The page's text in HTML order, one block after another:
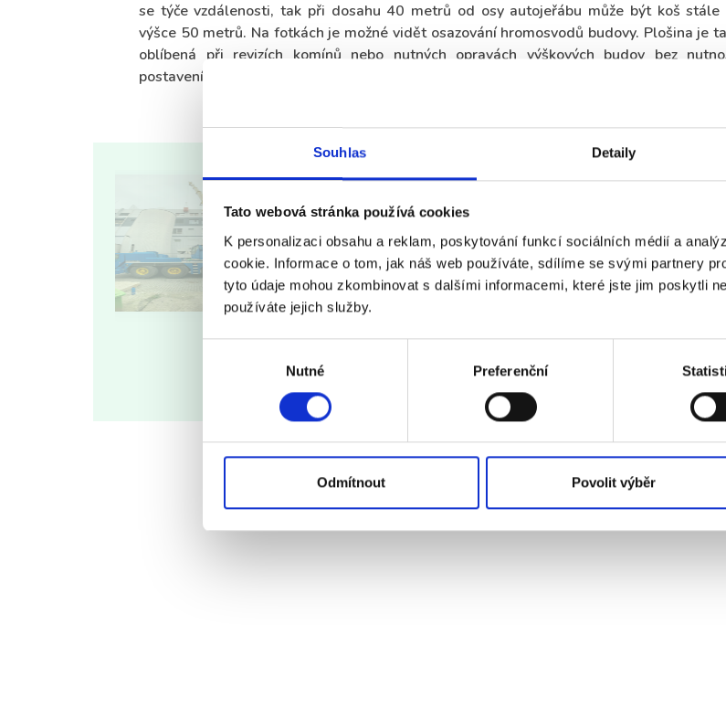
Souhlas Detaily
Tato webová stránka používá cookies
K personalizaci obsahu a reklam, poskytování funkcí sociálních médií a
cookie. Informace o tom, jak náš web používáte, sdílíme se svými partnery
tyto údaje mohou zkombinovat s dalšími informacemi, které jste jim poskytli
používáte jejich služby.
Nutné Preferenční
Odmítnout Povolit výběr
se týče vzdálenosti, tak při dosahu 40 metrů od osy autojeřábu může být koš stále
výšce 50 metrů. Na fotkách je možné vidět osazování hromosvodů budovy. Plošina je
oblíbená při revizích komínů nebo nutných opravách výškových budov bez
postavení lešení.